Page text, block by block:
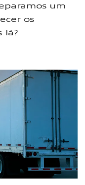
um
os
lá?